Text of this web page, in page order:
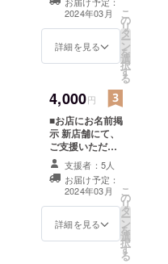
は、こちらをお
選び下さい。お
礼のメールをお
送りさせていた
だきます。 お気
させて頂きま
す。
2024年03月
詳細を見る
こ
の
リ
タ
ー
ン
を
選
択
す
る
4,000円
■お店にお名前掲
示 新店舗にて、
ご支援いただい
た皆さまのお名
前をポスターに
「スポンサー」
として掲出いた
します。 ※寄せ
書きのように、
支援者：5人
お届け予定：
2024年03月
詳細を見る
こ
の
リ
タ
ー
ン
を
選
択
す
る